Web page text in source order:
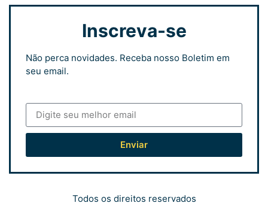
Inscreva-se
Não perca novidades. Receba nosso Boletim em
seu email.
Enviar
Todos os direitos reservados